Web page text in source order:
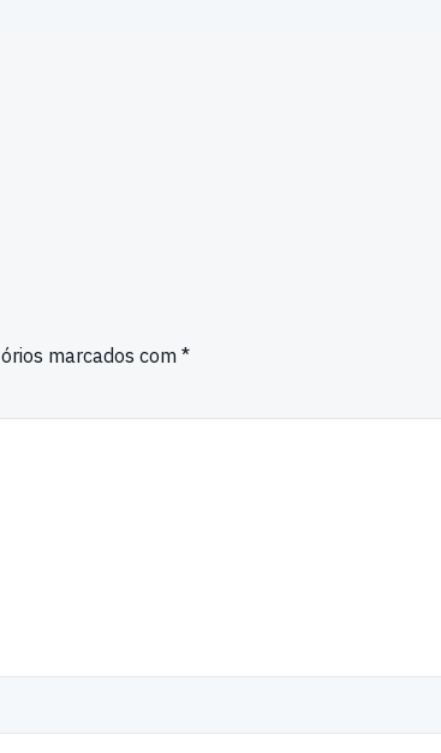
marcados com *